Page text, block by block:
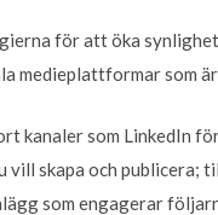
för att öka
medieplattformar som
kanaler som LinkedIn
skapa och publicera;
som engagerar